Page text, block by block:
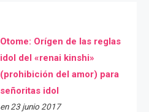
Otome: Orígen de las reglas
idol del «renai kinshi»
(prohibición del amor) para
señoritas idol
en 23 junio 2017